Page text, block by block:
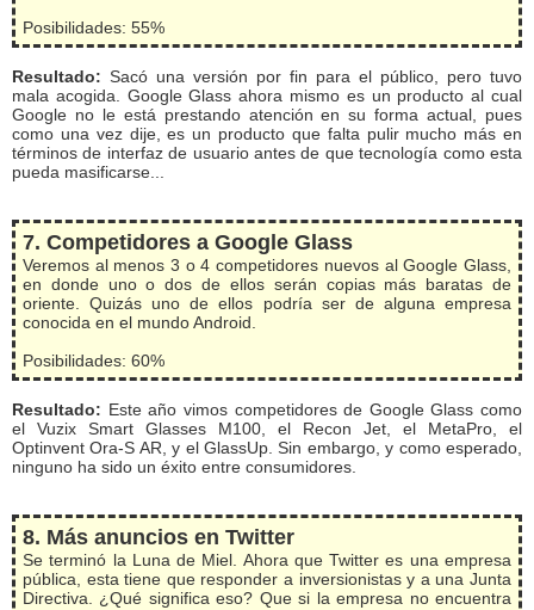
Posibilidades: 55%
Resultado: Sacó una versión por fin para el público, pero tuvo
mala acogida. Google Glass ahora mismo es un producto al cual
Google no le está prestando atención en su forma actual, pues
como una vez dije, es un producto que falta pulir mucho más en
términos de interfaz de usuario antes de que tecnología como esta
pueda masificarse...
7. Competidores a Google Glass
Veremos al menos 3 o 4 competidores nuevos al Google Glass,
en donde uno o dos de ellos serán copias más baratas de
oriente. Quizás uno de ellos podría ser de alguna empresa
conocida en el mundo Android.
Posibilidades: 60%
Resultado: Este año vimos competidores de Google Glass como
el Vuzix Smart Glasses M100, el Recon Jet, el MetaPro, el
Optinvent Ora-S AR, y el GlassUp. Sin embargo, y como esperado,
ninguno ha sido un éxito entre consumidores.
8. Más anuncios en Twitter
Se terminó la Luna de Miel. Ahora que Twitter es una empresa
pública, esta tiene que responder a inversionistas y a una Junta
Directiva. ¿Qué significa eso? Que si la empresa no encuentra